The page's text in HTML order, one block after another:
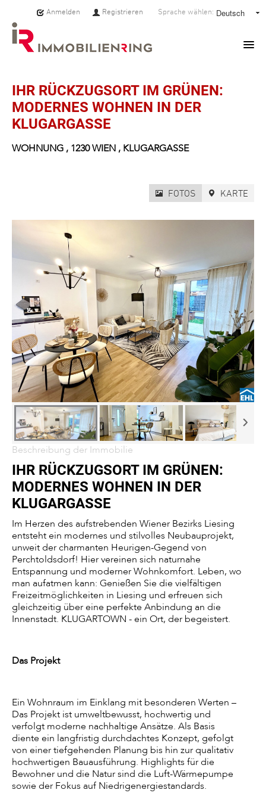
Sprache wählen:
Anmelden Registrieren
HOME
IMMOBILIEN
MAKLER:INNEN
IHR RÜCKZUGSORT IM GRÜNEN:
MODERNES WOHNEN IN DER
KLUGARGASSE
WOHNUNG , 1230WIEN , KLUGARGASSE
FOTOS KARTE
Beschreibung der Immobilie
IHR RÜCKZUGSORT IM GRÜNEN:
MODERNES WOHNEN IN DER
KLUGARGASSE
Im Herzen des aufstrebenden Wiener Bezirks Liesing
entsteht ein modernes und stilvolles Neubauprojekt,
unweit der charmanten Heurigen-Gegend von
Perchtoldsdorf! Hier vereinen sich naturnahe
Entspannung und moderner Wohnkomfort. Leben, wo
man aufatmen kann: Genießen Sie die vielfältigen
Freizeitmöglichkeiten in Liesing und erfreuen sich
gleichzeitig über eine perfekte Anbindung an die
Innenstadt. KLUGARTOWN - ein Ort, der begeistert.
Das Projekt
Ein Wohnraum im Einklang mit besonderen Werten –
Das Projekt ist umweltbewusst, hochwertig und
verfolgt moderne nachhaltige Ansätze. Als Basis
diente ein langfristig durchdachtes Konzept, gefolgt
von einer tiefgehenden Planung bis hin zur qualitativ
hochwertigen Bauausführung. Highlights für die
Bewohner und die Natur sind die Luft-Wärmepumpe
sowie der Fokus auf Niedrigenergiestandards.